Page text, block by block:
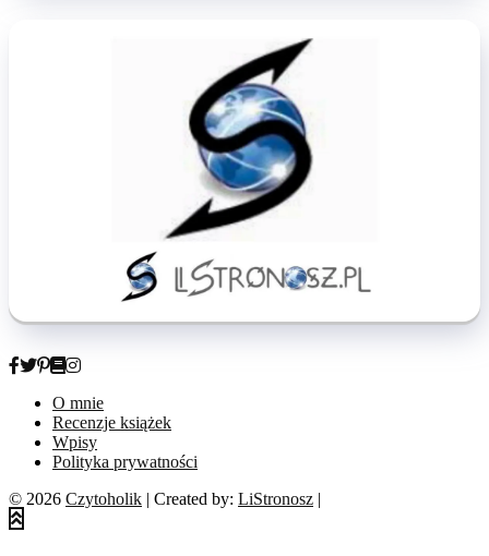
O mnie
Recenzje książek
Wpisy
Polityka prywatności
© 2026 Czytoholik | Created by: LiStronosz |